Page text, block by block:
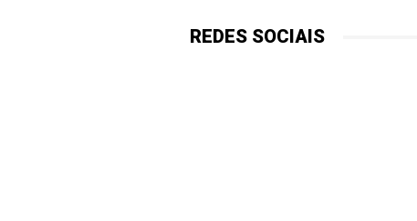
REDES SOCIAIS